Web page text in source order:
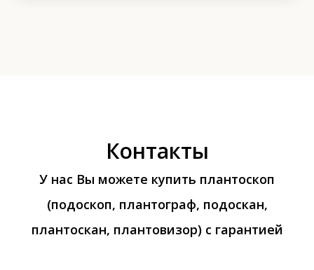
Контакты
У нас Вы можете купить плантоскоп
(подоскоп, плантограф, подоскан,
плантоскан, плантовизор) с гарантией